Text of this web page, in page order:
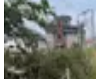
313 m²·
3.640.000
EMLAK CITY Halil